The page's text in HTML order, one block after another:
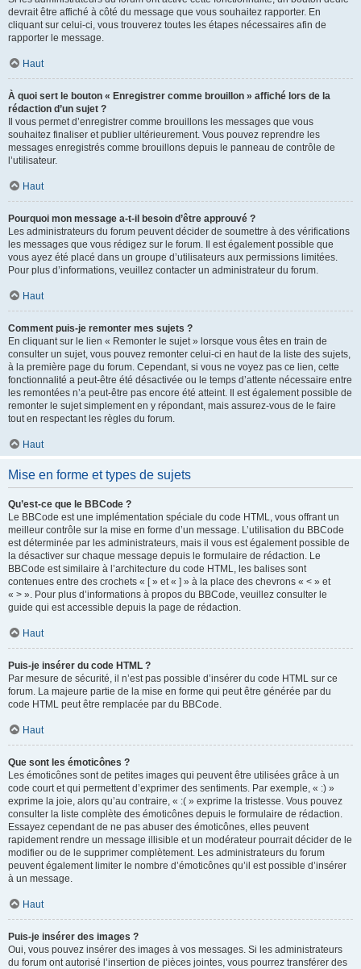
devrait être affiché à côté du message que vous souhaitez rapporter. En
cliquant sur celui-ci, vous trouverez toutes les étapes nécessaires afin de
rapporter le message.
Haut
À quoi sert le bouton « Enregistrer comme brouillon » affiché lors de la
rédaction d’un sujet ?
Il vous permet d’enregistrer comme brouillons les messages que vous
souhaitez finaliser et publier ultérieurement. Vous pouvez reprendre les
messages enregistrés comme brouillons depuis le panneau de contrôle de
l’utilisateur.
Haut
Pourquoi mon message a-t-il besoin d’être approuvé ?
Les administrateurs du forum peuvent décider de soumettre à des vérifications
les messages que vous rédigez sur le forum. Il est également possible que
vous ayez été placé dans un groupe d’utilisateurs aux permissions limitées.
Pour plus d’informations, veuillez contacter un administrateur du forum.
Haut
Comment puis-je remonter mes sujets ?
En cliquant sur le lien « Remonter le sujet » lorsque vous êtes en train de
consulter un sujet, vous pouvez remonter celui-ci en haut de la liste des sujets,
à la première page du forum. Cependant, si vous ne voyez pas ce lien, cette
fonctionnalité a peut-être été désactivée ou le temps d’attente nécessaire entre
les remontées n’a peut-être pas encore été atteint. Il est également possible de
remonter le sujet simplement en y répondant, mais assurez-vous de le faire
tout en respectant les règles du forum.
Haut
Mise en forme et types de sujets
Qu’est-ce que le BBCode ?
Le BBCode est une implémentation spéciale du code HTML, vous offrant un
meilleur contrôle sur la mise en forme d’un message. L’utilisation du BBCode
est déterminée par les administrateurs, mais il vous est également possible de
la désactiver sur chaque message depuis le formulaire de rédaction. Le
BBCode est similaire à l’architecture du code HTML, les balises sont
contenues entre des crochets « [ » et « ] » à la place des chevrons « < » et
« > ». Pour plus d’informations à propos du BBCode, veuillez consulter le
guide qui est accessible depuis la page de rédaction.
Haut
Puis-je insérer du code HTML ?
Par mesure de sécurité, il n’est pas possible d’insérer du code HTML sur ce
forum. La majeure partie de la mise en forme qui peut être générée par du
code HTML peut être remplacée par du BBCode.
Haut
Que sont les émoticônes ?
Les émoticônes sont de petites images qui peuvent être utilisées grâce à un
code court et qui permettent d’exprimer des sentiments. Par exemple, « :) »
exprime la joie, alors qu’au contraire, « :( » exprime la tristesse. Vous pouvez
consulter la liste complète des émoticônes depuis le formulaire de rédaction.
Essayez cependant de ne pas abuser des émoticônes, elles peuvent
rapidement rendre un message illisible et un modérateur pourrait décider de le
modifier ou de le supprimer complètement. Les administrateurs du forum
peuvent également limiter le nombre d’émoticônes qu’il est possible d’insérer
à un message.
Haut
Puis-je insérer des images ?
Oui, vous pouvez insérer des images à vos messages. Si les administrateurs
du forum ont autorisé l’insertion de pièces jointes, vous pourrez transférer des